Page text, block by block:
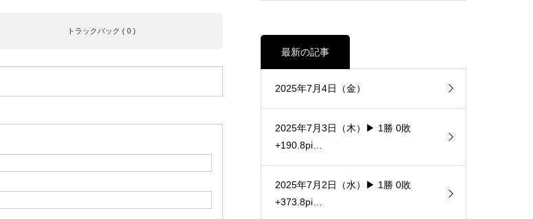
トラックバック ( 0 )
最新の記事
2025年7月4日（金）
2025年7月3日（木）▶ 1勝 0敗
+190.8pi…
2025年7月2日（水）▶ 1勝 0敗
+373.8pi…